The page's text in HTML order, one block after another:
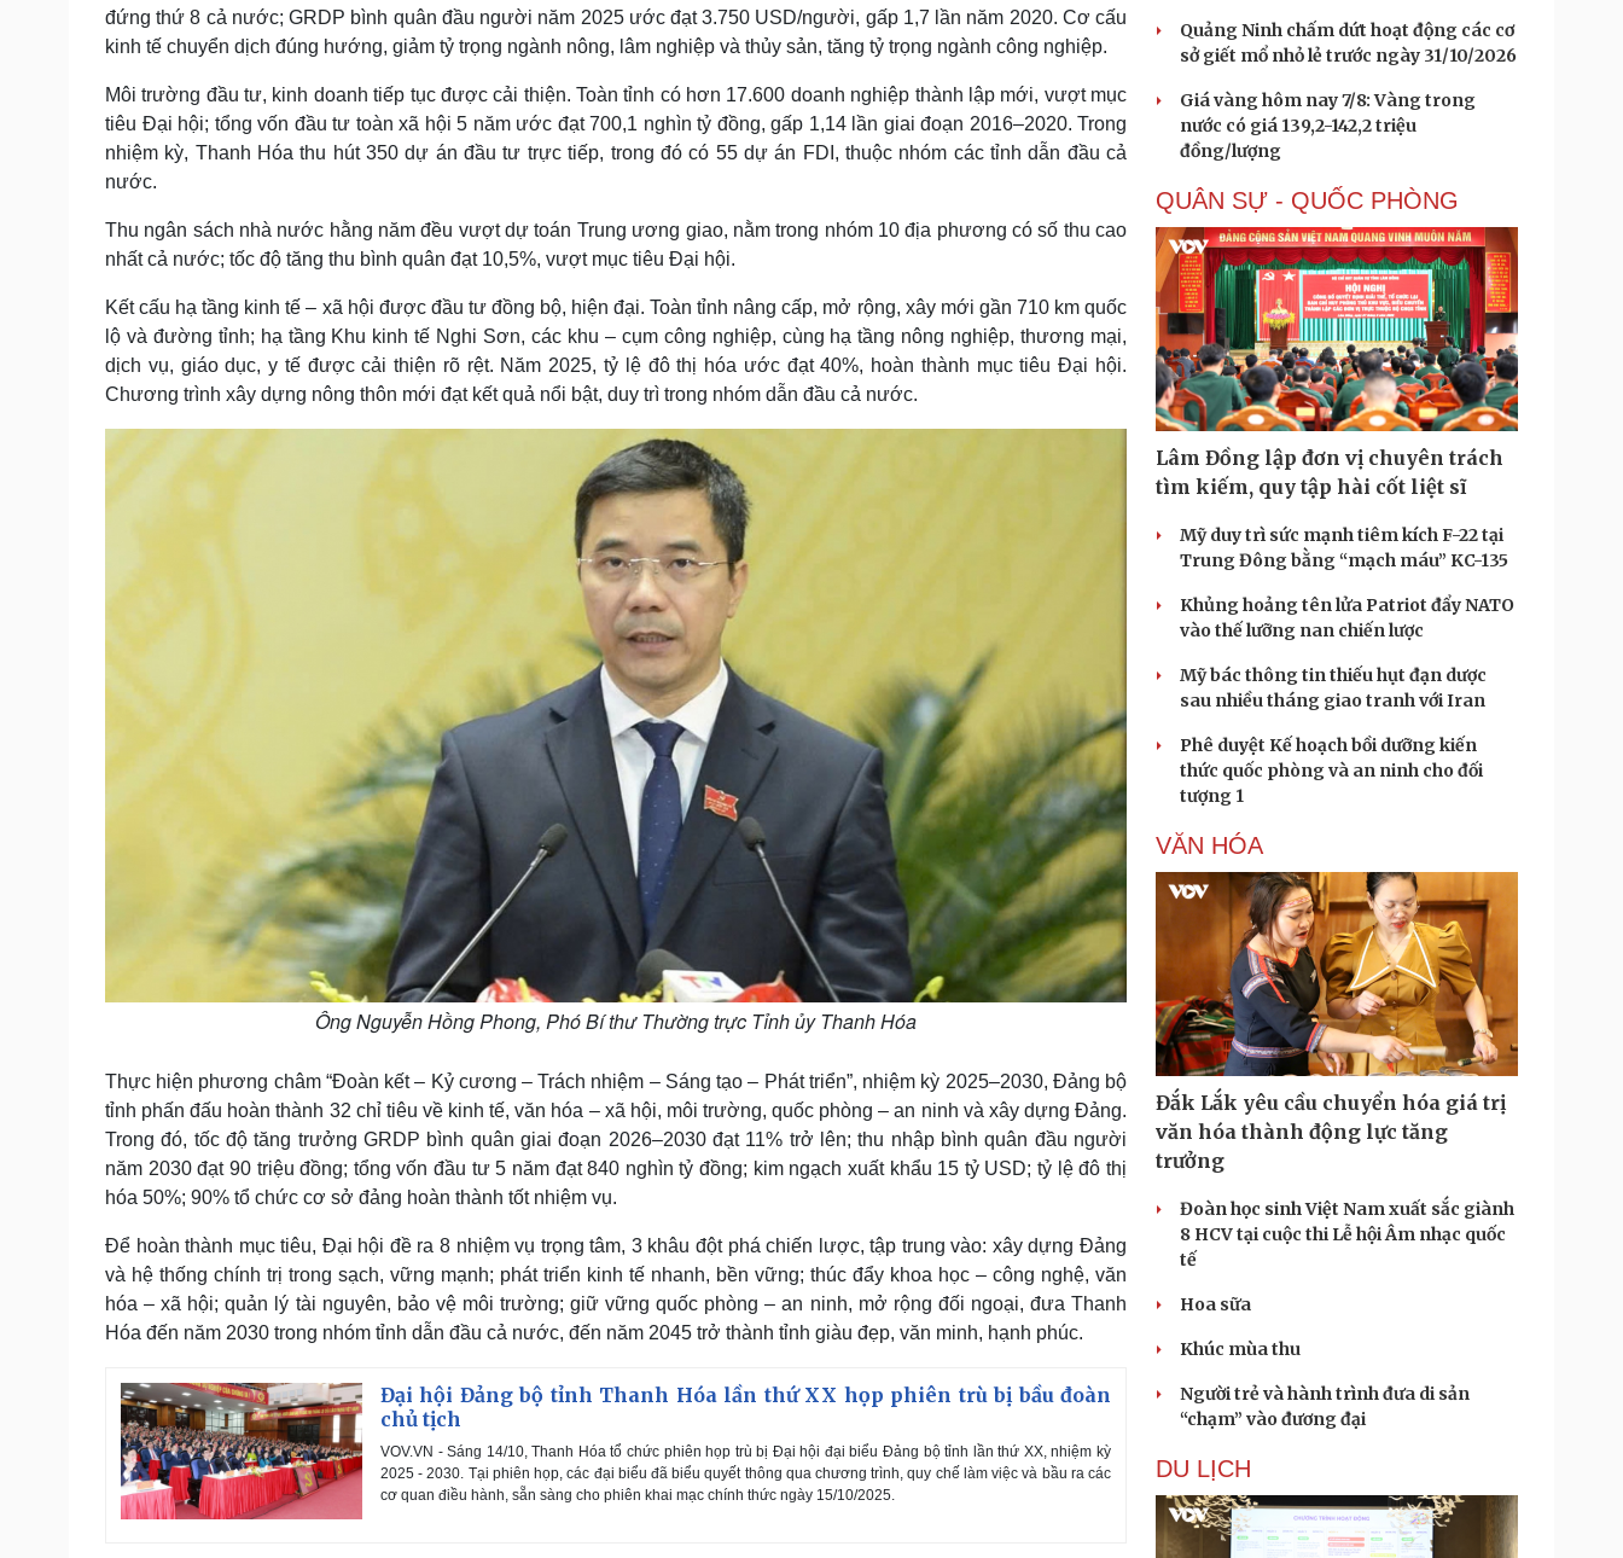
đứng thứ 8 cả nước; GRDP bình quân đầu người năm 2025 ước đạt 3.750 USD/người, gấp 1,7 lần năm 2020. Cơ cấu
kinh tế chuyển dịch đúng hướng, giảm tỷ trọng ngành nông, lâm nghiệp và thủy sản, tăng tỷ trọng ngành công nghiệp.
Môi trường đầu tư, kinh doanh tiếp tục được cải thiện. Toàn tỉnh có hơn 17.600 doanh nghiệp thành lập mới, vượt mục
tiêu Đại hội; tổng vốn đầu tư toàn xã hội 5 năm ước đạt 700,1 nghìn tỷ đồng, gấp 1,14 lần giai đoạn 2016–2020. Trong
nhiệm kỳ, Thanh Hóa thu hút 350 dự án đầu tư trực tiếp, trong đó có 55 dự án FDI, thuộc nhóm các tỉnh dẫn đầu cả
nước.
Thu ngân sách nhà nước hằng năm đều vượt dự toán Trung ương giao, nằm trong nhóm 10 địa phương có số thu cao
nhất cả nước; tốc độ tăng thu bình quân đạt 10,5%, vượt mục tiêu Đại hội.
Kết cấu hạ tầng kinh tế – xã hội được đầu tư đồng bộ, hiện đại. Toàn tỉnh nâng cấp, mở rộng, xây mới gần 710 km quốc
lộ và đường tỉnh; hạ tầng Khu kinh tế Nghi Sơn, các khu – cụm công nghiệp, cùng hạ tầng nông nghiệp, thương mại,
dịch vụ, giáo dục, y tế được cải thiện rõ rệt. Năm 2025, tỷ lệ đô thị hóa ước đạt 40%, hoàn thành mục tiêu Đại hội.
Chương trình xây dựng nông thôn mới đạt kết quả nổi bật, duy trì trong nhóm dẫn đầu cả nước.
Ông Nguyễn Hồng Phong, Phó Bí thư Thường trực Tỉnh ủy Thanh Hóa
Thực hiện phương châm “Đoàn kết – Kỷ cương – Trách nhiệm – Sáng tạo – Phát triển”, nhiệm kỳ 2025–2030, Đảng bộ
tỉnh phấn đấu hoàn thành 32 chỉ tiêu về kinh tế, văn hóa – xã hội, môi trường, quốc phòng – an ninh và xây dựng Đảng.
Trong đó, tốc độ tăng trưởng GRDP bình quân giai đoạn 2026–2030 đạt 11% trở lên; thu nhập bình quân đầu người
năm 2030 đạt 90 triệu đồng; tổng vốn đầu tư 5 năm đạt 840 nghìn tỷ đồng; kim ngạch xuất khẩu 15 tỷ USD; tỷ lệ đô thị
hóa 50%; 90% tổ chức cơ sở đảng hoàn thành tốt nhiệm vụ.
Để hoàn thành mục tiêu, Đại hội đề ra 8 nhiệm vụ trọng tâm, 3 khâu đột phá chiến lược, tập trung vào: xây dựng Đảng
và hệ thống chính trị trong sạch, vững mạnh; phát triển kinh tế nhanh, bền vững; thúc đẩy khoa học – công nghệ, văn
hóa – xã hội; quản lý tài nguyên, bảo vệ môi trường; giữ vững quốc phòng – an ninh, mở rộng đối ngoại, đưa Thanh
Hóa đến năm 2030 trong nhóm tỉnh dẫn đầu cả nước, đến năm 2045 trở thành tỉnh giàu đẹp, văn minh, hạnh phúc.
Đại hội Đảng bộ tỉnh Thanh Hóa lần thứ XX họp phiên trù bị bầu đoàn
chủ tịch
VOV.VN - Sáng 14/10, Thanh Hóa tổ chức phiên họp trù bị Đại hội đại biểu Đảng bộ tỉnh lần thứ XX, nhiệm kỳ
2025 - 2030. Tại phiên họp, các đại biểu đã biểu quyết thông qua chương trình, quy chế làm việc và bầu ra các
cơ quan điều hành, sẵn sàng cho phiên khai mạc chính thức ngày 15/10/2025.
Quảng Ninh chấm dứt hoạt động các cơ
sở giết mổ nhỏ lẻ trước ngày 31/10/2026
Giá vàng hôm nay 7/8: Vàng trong
nước có giá 139,2-142,2 triệu
đồng/lượng
QUÂN SỰ - QUỐC PHÒNG
Lâm Đồng lập đơn vị chuyên trách
tìm kiếm, quy tập hài cốt liệt sĩ
Mỹ duy trì sức mạnh tiêm kích F-22 tại
Trung Đông bằng “mạch máu” KC-135
Khủng hoảng tên lửa Patriot đẩy NATO
vào thế lưỡng nan chiến lược
Mỹ bác thông tin thiếu hụt đạn dược
sau nhiều tháng giao tranh với Iran
Phê duyệt Kế hoạch bồi dưỡng kiến
thức quốc phòng và an ninh cho đối
tượng 1
VĂN HÓA
Đắk Lắk yêu cầu chuyển hóa giá trị
văn hóa thành động lực tăng
trưởng
Đoàn học sinh Việt Nam xuất sắc giành
8 HCV tại cuộc thi Lễ hội Âm nhạc quốc
tế
Hoa sữa
Khúc mùa thu
Người trẻ và hành trình đưa di sản
“chạm” vào đương đại
DU LỊCH